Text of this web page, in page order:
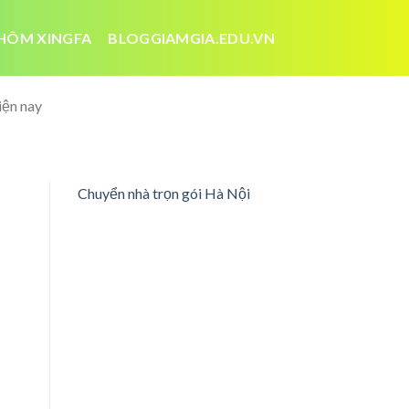
XINGFA BLOGGIAMGIA.EDU.VN
nay
Chuyển nhà trọn gói Hà Nội